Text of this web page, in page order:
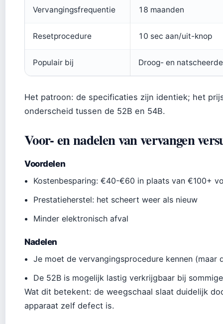
Vervangingsfrequentie 18 maanden
Resetprocedure 10 sec aan/uit-knop
Populair bij Droog- en
Het patroon: de specificaties zijn identiek; het
onderscheid tussen de 52B en 54B.
Voor- en nadelen van vervangen
Voordelen
Kostenbesparing: €40-€60 in plaats van €100+
Prestatieherstel: het scheert weer als nieuw
Minder elektronisch afval
Nadelen
Je moet de vervangingsprocedure kennen (maar
De 52B is mogelijk lastig verkrijgbaar bij
Wat dit betekent: de weegschaal slaat duidelijk
apparaat zelf defect is.